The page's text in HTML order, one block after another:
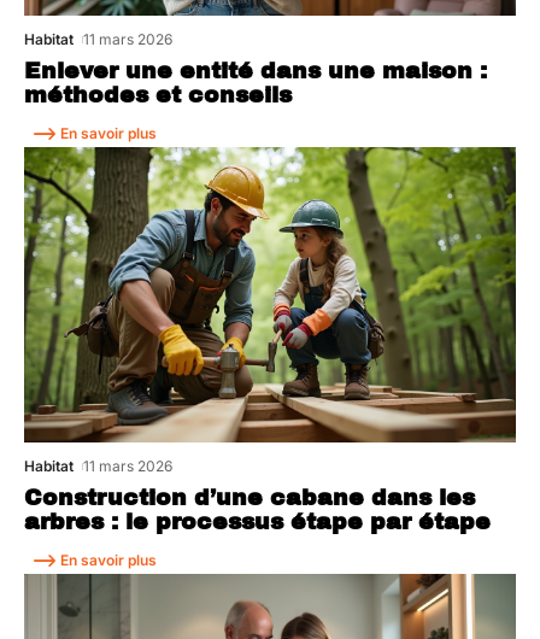
Enlever une entité dans une maison :
méthodes et conseils
Habitat 11 mars 2026
En savoir plus
Construction d’une cabane dans les
arbres : le processus étape par étape
Habitat 11 mars 2026
En savoir plus